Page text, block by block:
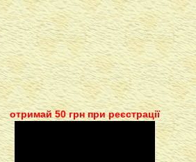
отримай 50 грн при реєстрації